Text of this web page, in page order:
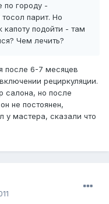
по городу -
парит. Но
подойти - там
Чем лечить?
после 6-7 месяцев
рециркуляции.
салона, но после
не постоянен,
у мастера, сказали что